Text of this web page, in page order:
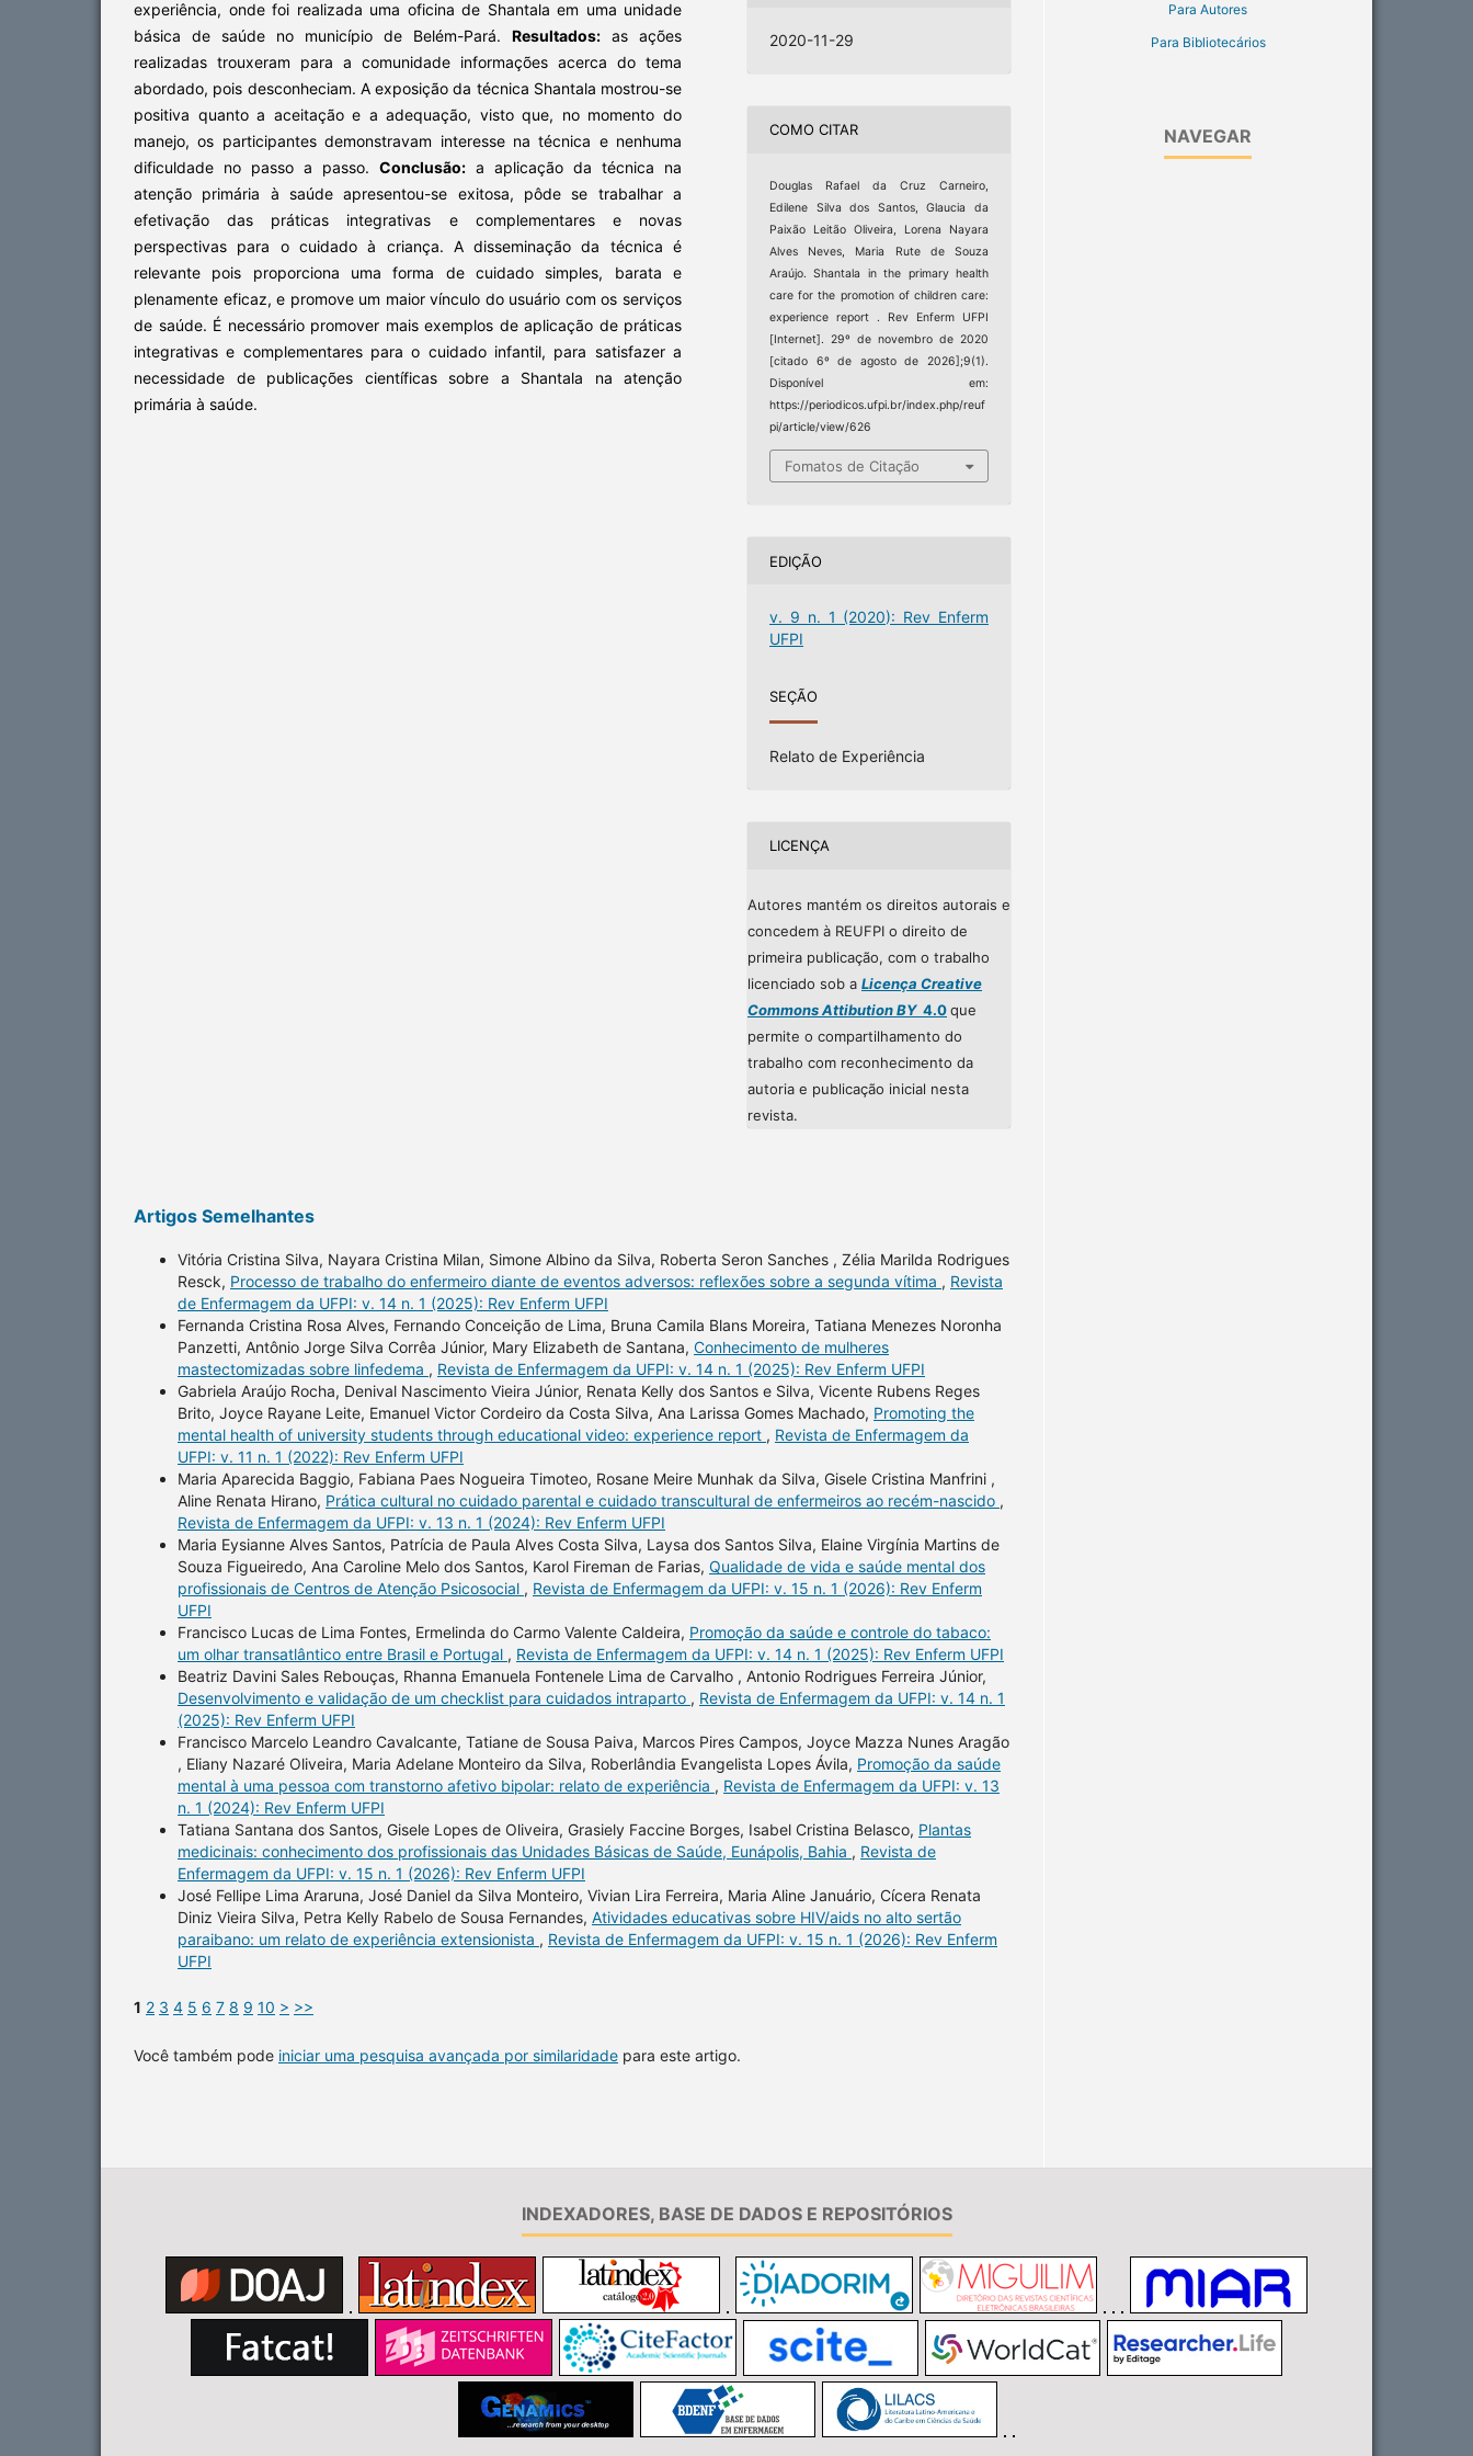
experiência, onde foi realizada uma oficina de Shantala em uma unidade
básica de saúde no município de Belém-Pará. Resultados: as ações
realizadas trouxeram para a comunidade informações acerca do tema
abordado, pois desconheciam. A exposição da técnica Shantala mostrou-se
positiva quanto a aceitação e a adequação, visto que, no momento do
manejo, os participantes demonstravam interesse na técnica e nenhuma
dificuldade no passo a passo. Conclusão: a aplicação da técnica na
atenção primária à saúde apresentou-se exitosa, pôde se trabalhar a
efetivação das práticas integrativas e complementares e novas
perspectivas para o cuidado à criança. A disseminação da técnica é
relevante pois proporciona uma forma de cuidado simples, barata e
plenamente eficaz, e promove um maior vínculo do usuário com os serviços
de saúde. É necessário promover mais exemplos de aplicação de práticas
integrativas e complementares para o cuidado infantil, para satisfazer a
necessidade de publicações científicas sobre a Shantala na atenção
primária à saúde.
2020-11-29
COMO CITAR
Douglas Rafael da Cruz Carneiro,
Edilene Silva dos Santos, Glaucia da
Paixão Leitão Oliveira, Lorena Nayara
Alves Neves, Maria Rute de Souza
Araújo. Shantala in the primary health
care for the promotion of children care:
experience report . Rev Enferm UFPI
[Internet]. 29º de novembro de 2020
[citado 6º de agosto de 2026];9(1).
Disponível em:
https://periodicos.ufpi.br/index.php/reuf
pi/article/view/626
Fomatos de Citação
EDIÇÃO
v. 9 n. 1 (2020): Rev Enferm
UFPI
SEÇÃO
Relato de Experiência
LICENÇA
Autores mantém os direitos autorais e
concedem à REUFPI o direito de
primeira publicação, com o trabalho
licenciado sob a Licença Creative
Commons Attibution BY4.0que
permite o compartilhamento do
trabalho com reconhecimento da
autoria e publicação inicial nesta
revista.
Artigos Semelhantes
Vitória Cristina Silva, Nayara Cristina Milan, Simone Albino da Silva, Roberta Seron Sanches , Zélia Marilda Rodrigues
Resck, Processo de trabalho do enfermeiro diante de eventos adversos: reflexões sobre a segunda vítima , Revista
de Enfermagem da UFPI: v. 14 n. 1 (2025): Rev Enferm UFPI
Fernanda Cristina Rosa Alves, Fernando Conceição de Lima, Bruna Camila Blans Moreira, Tatiana Menezes Noronha
Panzetti, Antônio Jorge Silva Corrêa Júnior, Mary Elizabeth de Santana, Conhecimento de mulheres
mastectomizadas sobre linfedema , Revista de Enfermagem da UFPI: v. 14 n. 1 (2025): Rev Enferm UFPI
Gabriela Araújo Rocha, Denival Nascimento Vieira Júnior, Renata Kelly dos Santos e Silva, Vicente Rubens Reges
Brito, Joyce Rayane Leite, Emanuel Victor Cordeiro da Costa Silva, Ana Larissa Gomes Machado, Promoting the
mental health of university students through educational video: experience report , Revista de Enfermagem da
UFPI: v. 11 n. 1 (2022): Rev Enferm UFPI
Maria Aparecida Baggio, Fabiana Paes Nogueira Timoteo, Rosane Meire Munhak da Silva, Gisele Cristina Manfrini ,
Aline Renata Hirano, Prática cultural no cuidado parental e cuidado transcultural de enfermeiros ao recém-nascido ,
Revista de Enfermagem da UFPI: v. 13 n. 1 (2024): Rev Enferm UFPI
Maria Eysianne Alves Santos, Patrícia de Paula Alves Costa Silva, Laysa dos Santos Silva, Elaine Virgínia Martins de
Souza Figueiredo, Ana Caroline Melo dos Santos, Karol Fireman de Farias, Qualidade de vida e saúde mental dos
profissionais de Centros de Atenção Psicosocial , Revista de Enfermagem da UFPI: v. 15 n. 1 (2026): Rev Enferm
UFPI
Francisco Lucas de Lima Fontes, Ermelinda do Carmo Valente Caldeira, Promoção da saúde e controle do tabaco:
um olhar transatlântico entre Brasil e Portugal , Revista de Enfermagem da UFPI: v. 14 n. 1 (2025): Rev Enferm UFPI
Beatriz Davini Sales Rebouças, Rhanna Emanuela Fontenele Lima de Carvalho , Antonio Rodrigues Ferreira Júnior,
Desenvolvimento e validação de um checklist para cuidados intraparto , Revista de Enfermagem da UFPI: v. 14 n. 1
(2025): Rev Enferm UFPI
Francisco Marcelo Leandro Cavalcante, Tatiane de Sousa Paiva, Marcos Pires Campos, Joyce Mazza Nunes Aragão
, Eliany Nazaré Oliveira, Maria Adelane Monteiro da Silva, Roberlândia Evangelista Lopes Ávila, Promoção da saúde
mental à uma pessoa com transtorno afetivo bipolar: relato de experiência , Revista de Enfermagem da UFPI: v. 13
n. 1 (2024): Rev Enferm UFPI
Tatiana Santana dos Santos, Gisele Lopes de Oliveira, Grasiely Faccine Borges, Isabel Cristina Belasco, Plantas
medicinais: conhecimento dos profissionais das Unidades Básicas de Saúde, Eunápolis, Bahia , Revista de
Enfermagem da UFPI: v. 15 n. 1 (2026): Rev Enferm UFPI
José Fellipe Lima Araruna, José Daniel da Silva Monteiro, Vivian Lira Ferreira, Maria Aline Januário, Cícera Renata
Diniz Vieira Silva, Petra Kelly Rabelo de Sousa Fernandes, Atividades educativas sobre HIV/aids no alto sertão
paraibano: um relato de experiência extensionista , Revista de Enfermagem da UFPI: v. 15 n. 1 (2026): Rev Enferm
UFPI
1 2 3 4 5 6 7 8 9 10 > >>
Você também pode iniciar uma pesquisa avançada por similaridade para este artigo.
Para Autores
Para Bibliotecários
NAVEGAR
INDEXADORES, BASE DE DADOS E REPOSITÓRIOS